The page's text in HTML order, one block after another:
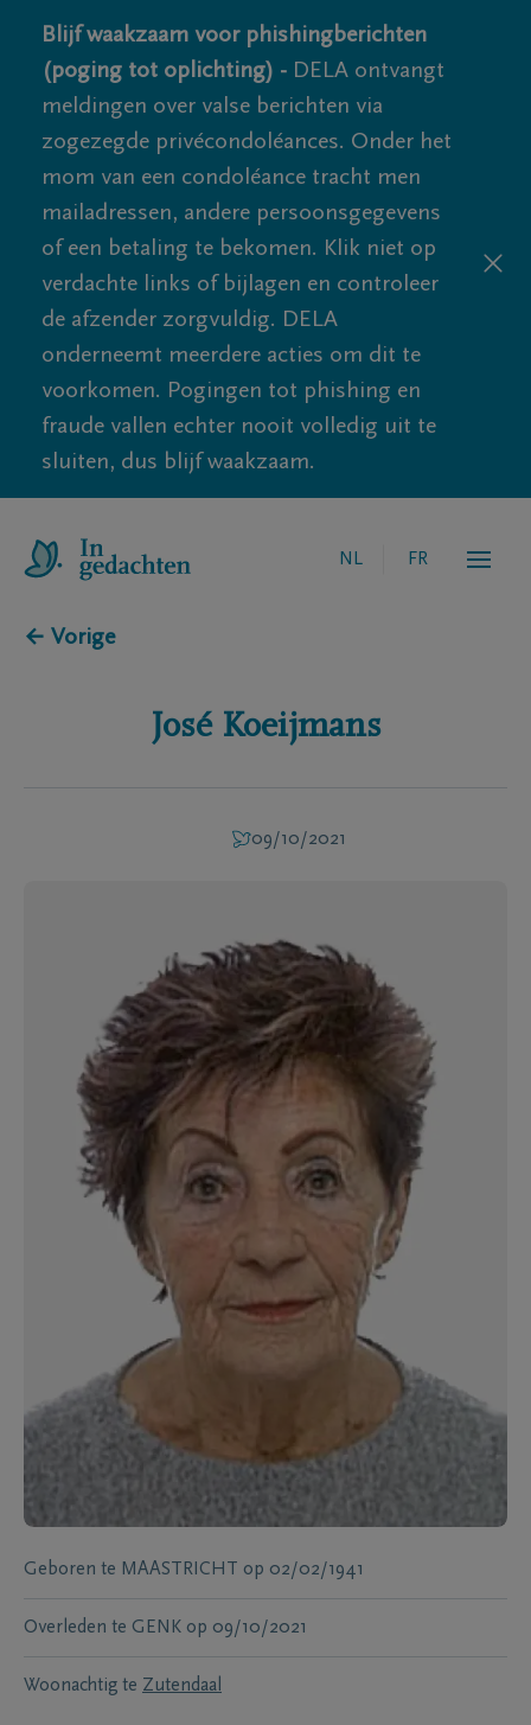
Blijf waakzaam voor phishingberichten
(poging tot oplichting) - DELA ontvangt
meldingen over valse berichten via
zogezegde privécondoléances. Onder het
mom van een condoléance tracht men
mailadressen, andere persoonsgegevens
of een betaling te bekomen. Klik niet op
verdachte links of bijlagen en controleer
de afzender zorgvuldig. DELA
onderneemt meerdere acties om dit te
voorkomen. Pogingen tot phishing en
fraude vallen echter nooit volledig uit te
sluiten, dus blijf waakzaam.
NL FR
← Vorige
José Koeijmans
09/10/2021
Geboren te MAASTRICHT op 02/02/1941
Overleden te GENK op 09/10/2021
Woonachtig te Zutendaal